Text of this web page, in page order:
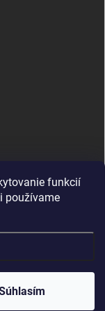
funkcií
používame
práva vyhradené.